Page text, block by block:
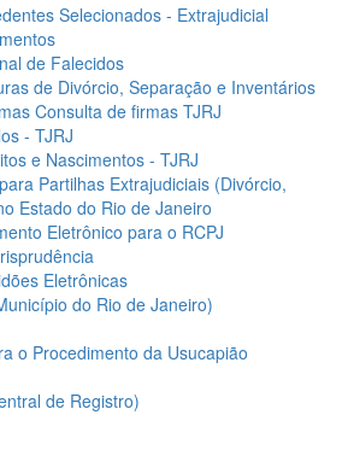
Selecionados - Extrajudicial
de Falecidos
de Divórcio, Separação e Inventários
Consulta de firmas TJRJ
- TJRJ
e Nascimentos - TJRJ
Partilhas Extrajudiciais (Divórcio,
Estado do Rio de Janeiro
Eletrônico para o RCPJ
Eletrônicas
do Rio de Janeiro)
o Procedimento da Usucapião
de Registro)